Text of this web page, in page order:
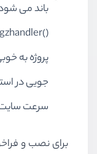
باند می
پروژه به
جویی در
سرعت